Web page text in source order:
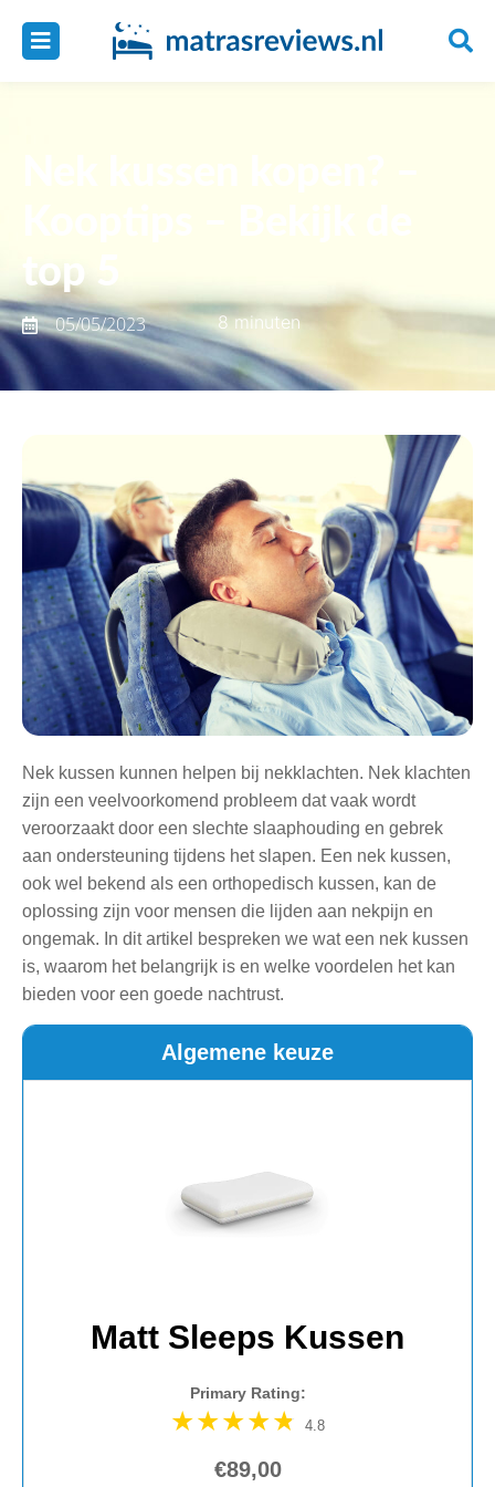
top 5
05/05/2023 8 minuten
Nek kussen kunnen helpen bij nekklachten. Nek klachten
zijn een veelvoorkomend probleem dat vaak wordt
veroorzaakt door een slechte slaaphouding en gebrek
aan ondersteuning tijdens het slapen. Een nek kussen,
ook wel bekend als een orthopedisch kussen, kan de
oplossing zijn voor mensen die lijden aan nekpijn en
ongemak. In dit artikel bespreken we wat een nek kussen
is, waarom het belangrijk is en welke voordelen het kan
bieden voor een goede nachtrust.
Algemene keuze
Matt Sleeps Kussen
Primary Rating:
4.8
€89,00